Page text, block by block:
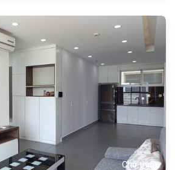
Cho thuê